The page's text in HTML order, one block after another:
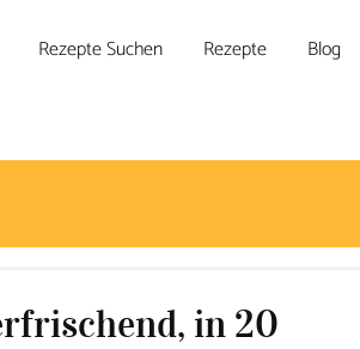
Rezepte Suchen Rezepte Blog
in 20